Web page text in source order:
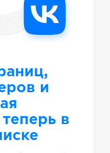
и
в